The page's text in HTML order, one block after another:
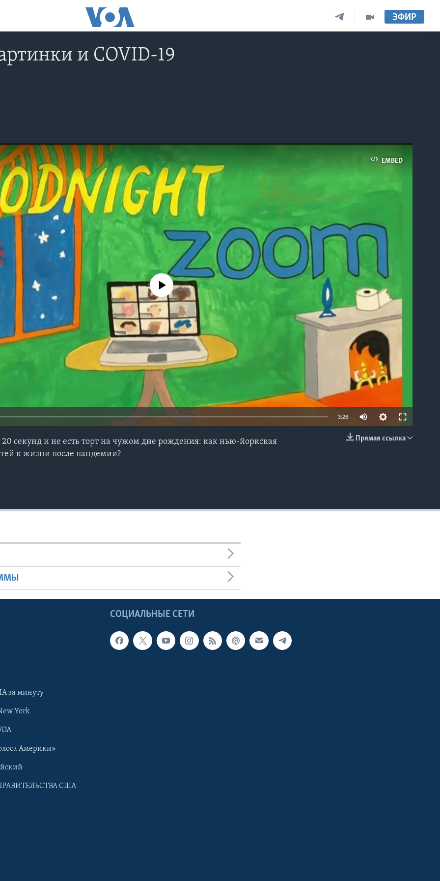
ЭФИР
и COVID-19
EMBED
No media source currently available
3:28
Прямая ссылка
секунд и не есть торт на чужом дне рождения: как нью-йоркская
к жизни после пандемии?
СОЦИАЛЬНЫЕ СЕТИ
за минуту
York
Америки»
США